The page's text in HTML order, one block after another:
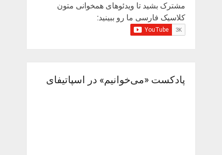
مشترک بشید تا ویدئوهای همخوانی متون
کلاسیک فارسی ما رو ببینید:
پادکست «می‌خوانیم» در اسپاتیفای